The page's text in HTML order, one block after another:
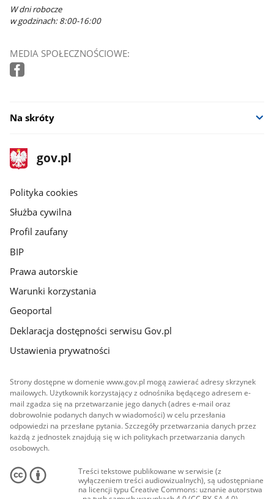
W dni robocze
w godzinach: 8:00-16:00
MEDIA SPOŁECZNOŚCIOWE:
Na skróty
stopka
gov.pl
Strona
gov.pl
gov.pl
Polityka cookies
Służba cywilna
Profil zaufany
BIP
Prawa autorskie
Warunki korzystania
Geoportal
Deklaracja dostępności serwisu Gov.pl
Ustawienia prywatności
Strony dostępne w domenie www.gov.pl mogą zawierać adresy skrzynek
mailowych. Użytkownik korzystający z odnośnika będącego adresem e-
mail zgadza się na przetwarzanie jego danych (adres e-mail oraz
dobrowolnie podanych danych w wiadomości) w celu przesłania
odpowiedzi na przesłane pytania. Szczegóły przetwarzania danych przez
każdą z jednostek znajdują się w ich politykach przetwarzania danych
osobowych.
Treści tekstowe publikowane w serwisie (z
wyłączeniem treści audiowizualnych), są udostępniane
na licencji typu Creative Commons: uznanie autorstwa